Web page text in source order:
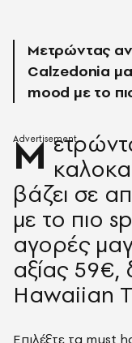
Μετρώντας
Calzedonia
mood με το
Μετρώντας αντίστροφα για το
βάζει σε
με το πιο
αγορές
αξίας
Hawaiian
Eπιλέξτε τα must